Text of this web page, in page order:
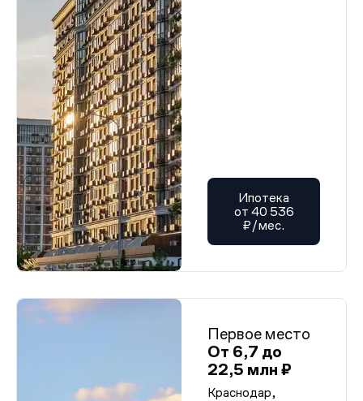
Ипотека
от 40 536
₽/мес.
Первое место
От 6,7 до
22,5 млн ₽
Краснодар,